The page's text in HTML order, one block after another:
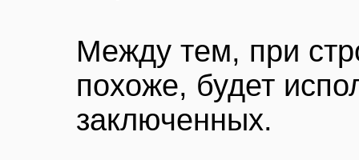
Между тем, при
похоже, будет
заключенных.